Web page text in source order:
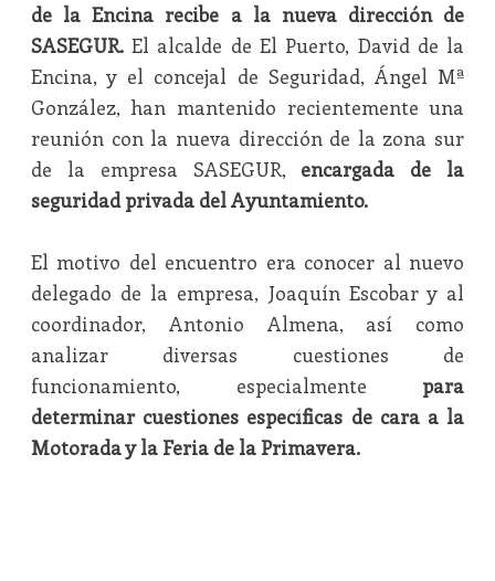
de la Encina recibe a la nueva dirección de
SASEGUR.El alcalde de El Puerto, David de la
Encina, y el concejal de Seguridad, Ángel Mª
González, han mantenido recientemente una
reunión con la nueva dirección de la zona sur
de la empresa SASEGUR, encargada de la
seguridad privada del Ayuntamiento.
El motivo del encuentro era conocer al nuevo
delegado de la empresa, Joaquín Escobar y al
coordinador, Antonio Almena, así como
analizar diversas cuestiones de
funcionamiento, especialmente para
determinar cuestiones específicas de cara a la
Motorada y la Feria de la Primavera.